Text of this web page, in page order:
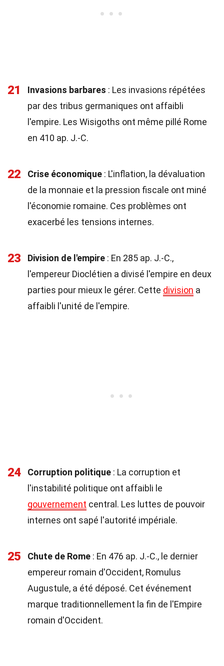
21 Invasions barbares : Les invasions répétées
par des tribus germaniques ont affaibli
l'empire. Les Wisigoths ont même pillé Rome
en 410 ap. J.-C.
22 Crise économique : L'inflation, la dévaluation
de la monnaie et la pression fiscale ont miné
l'économie romaine. Ces problèmes ont
exacerbé les tensions internes.
23 Division de l'empire : En 285 ap. J.-C.,
l'empereur Dioclétien a divisé l'empire en deux
parties pour mieux le gérer. Cette division a
affaibli l'unité de l'empire.
24 Corruption politique : La corruption et
l'instabilité politique ont affaibli le
gouvernement central. Les luttes de pouvoir
internes ont sapé l'autorité impériale.
25 Chute de Rome : En 476 ap. J.-C., le dernier
empereur romain d'Occident, Romulus
Augustule, a été déposé. Cet événement
marque traditionnellement la fin de l'Empire
romain d'Occident.